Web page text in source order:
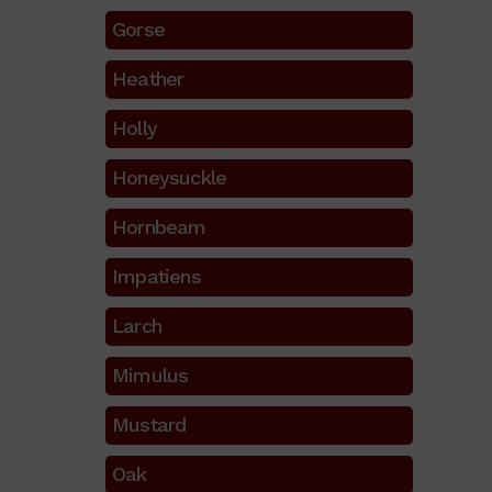
Gorse
Heather
Holly
Honeysuckle
Hornbeam
Impatiens
Larch
Mimulus
Mustard
Oak